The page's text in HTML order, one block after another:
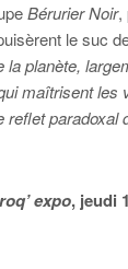
Bérurier Noir,
le suc
planète,
maîtrisent les
reflet
expo, jeudi